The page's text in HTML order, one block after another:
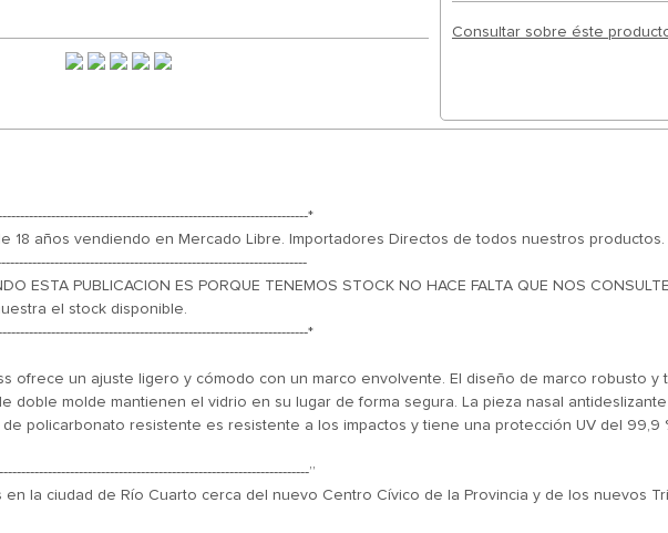
Consultar sobre éste
*
18 años vendiendo en Mercado Libre. Importadores Directos de todos nuestros
ESTA PUBLICACION ES PORQUE TENEMOS STOCK NO HACE FALTA QUE NOS
el stock disponible.
*
ofrece un ajuste ligero y cómodo con un marco envolvente. El diseño de marco robusto
doble molde mantienen el vidrio en su lugar de forma segura. La pieza nasal
policarbonato resistente es resistente a los impactos y tiene una protección UV del 99,9
”
en la ciudad de Río Cuarto cerca del nuevo Centro Cívico de la Provincia y de los nuevos